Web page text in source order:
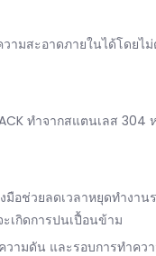
ามสะอาดภายในได้โดย
ทำจากสแตนเลส 304
อช่วยลดเวลาหยุดทำง
เกิดการปนเปื้อนข้าม
มดัน และรอบการทำคว